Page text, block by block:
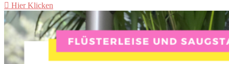
Hier Klicken